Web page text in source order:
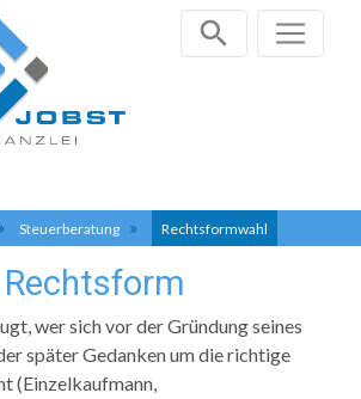
Steuerberatung Rechtsformwahl
wer sich vor der Gründung seines
später Gedanken um die richtige
(Einzelkaufmann,